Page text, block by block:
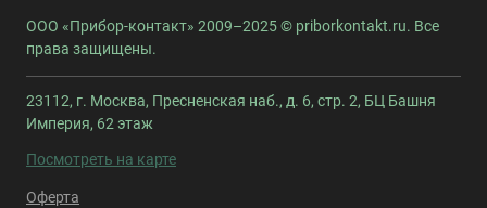
ООО «Прибор-контакт» 2009–2025 © priborkontakt.ru. Все
права защищены.
23112, г. Москва, Пресненская наб., д. 6, стр. 2, БЦ Башня
Империя, 62 этаж
Посмотреть на карте
Оферта